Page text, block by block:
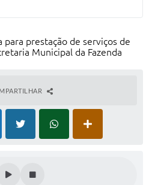
para prestação de serviços de
Municipal da Fazenda